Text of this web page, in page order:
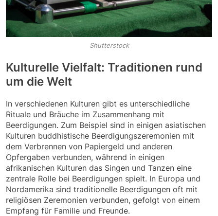
Shutterstock
Kulturelle Vielfalt: Traditionen rund
um die Welt
In verschiedenen Kulturen gibt es unterschiedliche
Rituale und Bräuche im Zusammenhang mit
Beerdigungen. Zum Beispiel sind in einigen asiatischen
Kulturen buddhistische Beerdigungszeremonien mit
dem Verbrennen von Papiergeld und anderen
Opfergaben verbunden, während in einigen
afrikanischen Kulturen das Singen und Tanzen eine
zentrale Rolle bei Beerdigungen spielt. In Europa und
Nordamerika sind traditionelle Beerdigungen oft mit
religiösen Zeremonien verbunden, gefolgt von einem
Empfang für Familie und Freunde.